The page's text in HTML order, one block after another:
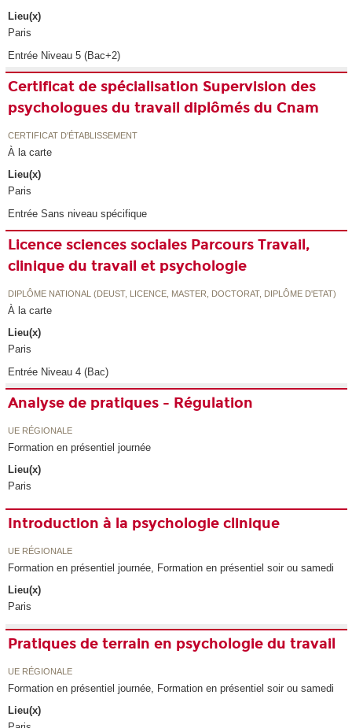
Lieu(x)
Paris
Entrée Niveau 5 (Bac+2)
Certificat de spécialisation Supervision des
psychologues du travail diplômés du Cnam
CERTIFICAT D'ÉTABLISSEMENT
À la carte
Lieu(x)
Paris
Entrée Sans niveau spécifique
Licence sciences sociales Parcours Travail,
clinique du travail et psychologie
DIPLÔME NATIONAL (DEUST, LICENCE, MASTER, DOCTORAT, DIPLÔME D'ETAT)
À la carte
Lieu(x)
Paris
Entrée Niveau 4 (Bac)
Analyse de pratiques - Régulation
UE RÉGIONALE
Formation en présentiel journée
Lieu(x)
Paris
Introduction à la psychologie clinique
UE RÉGIONALE
Formation en présentiel journée, Formation en présentiel soir ou samedi
Lieu(x)
Paris
Pratiques de terrain en psychologie du travail
UE RÉGIONALE
Formation en présentiel journée, Formation en présentiel soir ou samedi
Lieu(x)